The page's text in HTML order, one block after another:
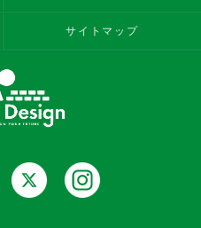
サイトマップ